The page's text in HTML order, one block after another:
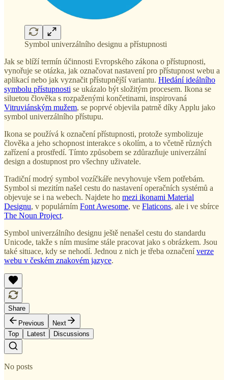
Symbol univerzálního designu a přístupnosti
Jak se blíží termín účinnosti Evropského zákona o přístupnosti,
vynořuje se otázka, jak označovat nastavení pro přístupnost webu a
aplikací nebo jak vyznačit přístupnější variantu. Hledání ideálního
symbolu přístupnosti se ukázalo být složitým procesem. Ikona se
siluetou člověka s rozpaženými končetinami, inspirovaná
Vitruviánským mužem, se poprvé objevila patrně díky Applu jako
symbol univerzálního přístupu.
Ikona se používá k označení přístupnosti, protože symbolizuje
člověka a jeho schopnost interakce s okolím, a to včetně různých
zařízení a prostředí. Tímto způsobem se zdůrazňuje univerzální
design a dostupnost pro všechny uživatele.
Tradiční modrý symbol vozíčkáře nevyhovuje všem potřebám.
Symbol si mezitím našel cestu do nastavení operačních systémů a
objevuje se i na webech. Najdete ho mezi ikonami Material
Designu, v populárním Font Awesome, ve Flaticons, ale i ve sbírce
The Noun Project.
Symbol univerzálního designu ještě nenašel cestu do standardu
Unicode, takže s ním musíme stále pracovat jako s obrázkem. Jsou
také situace, kdy se nehodí. Jednou z nich je třeba označeníverze
webu v českém znakovém jazyce.
Share
Previous
Next
Top
Latest Discussions
No posts